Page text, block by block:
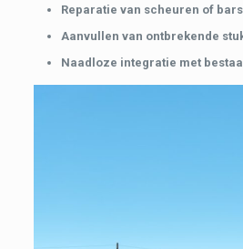
Reparatie van scheuren of
Aanvullen van ontbrekende
Naadloze integratie met